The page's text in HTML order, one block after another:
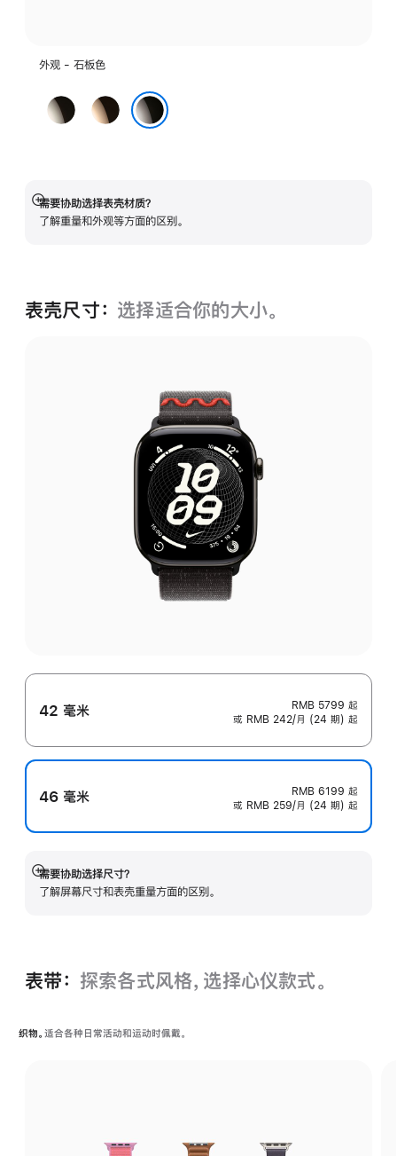
外观 - 石板色
原
色
金
色
需要协助选择表壳材质？
了解重量和外观等方面的区别。
展
开
表壳尺寸： 选择适合你的大小。
42 毫米 RMB 5799 起
或 RMB 242/月 (24 期) 起
46 毫米 RMB 6199 起
或 RMB 259/月 (24 期) 起
需要协助选择尺寸？
了解屏幕尺寸和表壳重量方面的区别。
展
开
表带： 探索各式风格，选择心仪款式。
织物。 适合各种日常活动和运动时佩戴。